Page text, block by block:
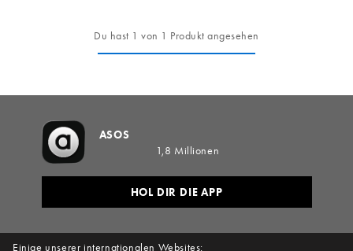
Du hast 1 von 1 Produkt angesehen
Einige unserer internationalen Websites:
ASOS
1,8 Millionen
HOL DIR DIE APP